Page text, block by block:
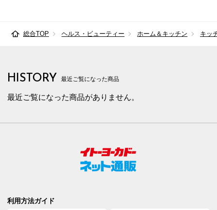
総合TOP ヘルス・ビューティー ホーム＆キッチン キッ
HISTORY 最近ご覧になった商品
最近ご覧になった商品がありません。
利用方法ガイド